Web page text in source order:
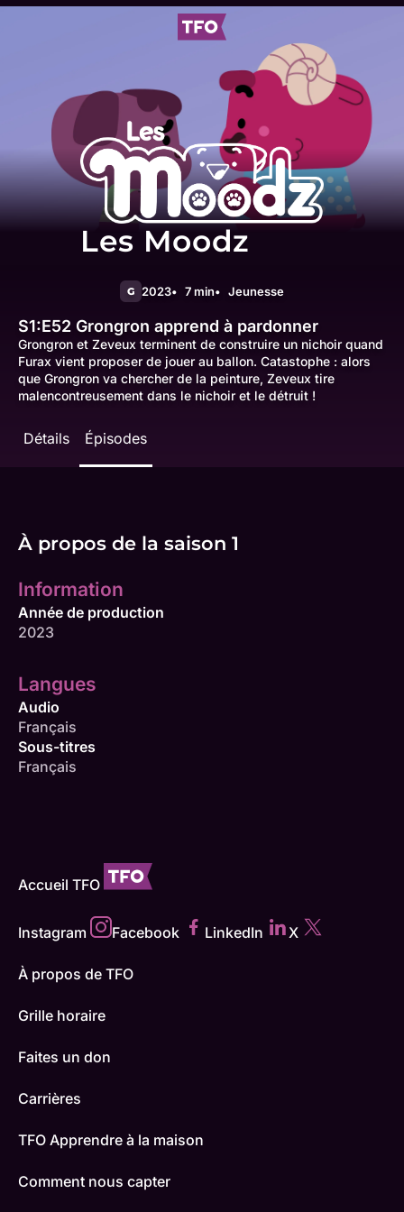
Les Moodz
G 2023 7 min Jeunesse
S1:E52 Grongron apprend à pardonner
Grongron et Zeveux terminent de construire un nichoir quand
Furax vient proposer de jouer au ballon. Catastophe : alors
que Grongron va chercher de la peinture, Zeveux tire
malencontreusement dans le nichoir et le détruit !
Détails Épisodes
À propos de la saison 1
Information
Année de production
2023
Langues
Audio
Français
Sous-titres
Français
Accueil TFO
Instagram Facebook LinkedIn X
À propos de TFO
Grille horaire
Faites un don
Carrières
TFO Apprendre à la maison
Comment nous capter